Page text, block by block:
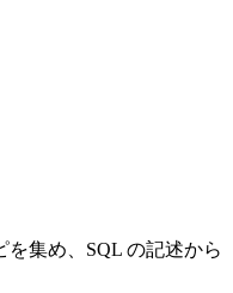
集め、SQL の記述から